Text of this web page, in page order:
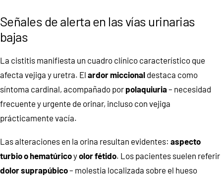
Señales de alerta en las vías urinarias
bajas
La cistitis manifiesta un cuadro clínico característico que
afecta vejiga y uretra. El ardor miccional destaca como
síntoma cardinal, acompañado por polaquiuria– necesidad
frecuente y urgente de orinar, incluso con vejiga
prácticamente vacía.
Las alteraciones en la orina resultan evidentes: aspecto
turbio o hematúricoyolor fétido. Los pacientes suelen referir
dolor suprapúbico– molestia localizada sobre el hueso